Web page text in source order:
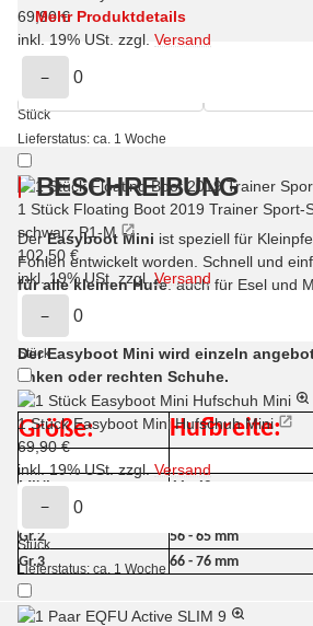
69,90 €
inkl. 19% USt. zzgl. Versand
−
Stück
Lieferstatus: ca. 1 Woche
1 Stück Floating Boot 2019 Trainer Sport-
schwarz P1-M
102,50 €
inkl. 19% USt. zzgl. Versand
−
Stück
1 Stück Easyboot Mini Hufschuh Mini
69,90 €
inkl. 19% USt. zzgl.Versand
−
Stück
Lieferstatus: ca. 1 Woche
Mehr Produktdetails
Vergleichsliste
BESCHREIBUNG
DerEasyboot Mini ist speziell für
Fohlen entwickelt worden. Schnell und
für alle kleinen Hufe, auch für Esel und
Lässt sich zum Anziehen komplett nach
Der Easyboot Mini wird einzeln
linken oder rechten Schuhe.
Größe: Hufbreite:
MINI 44 - 49 mm
Gr.1
Gr.2
56 - 65 mm
Gr.3
66 - 76 mm